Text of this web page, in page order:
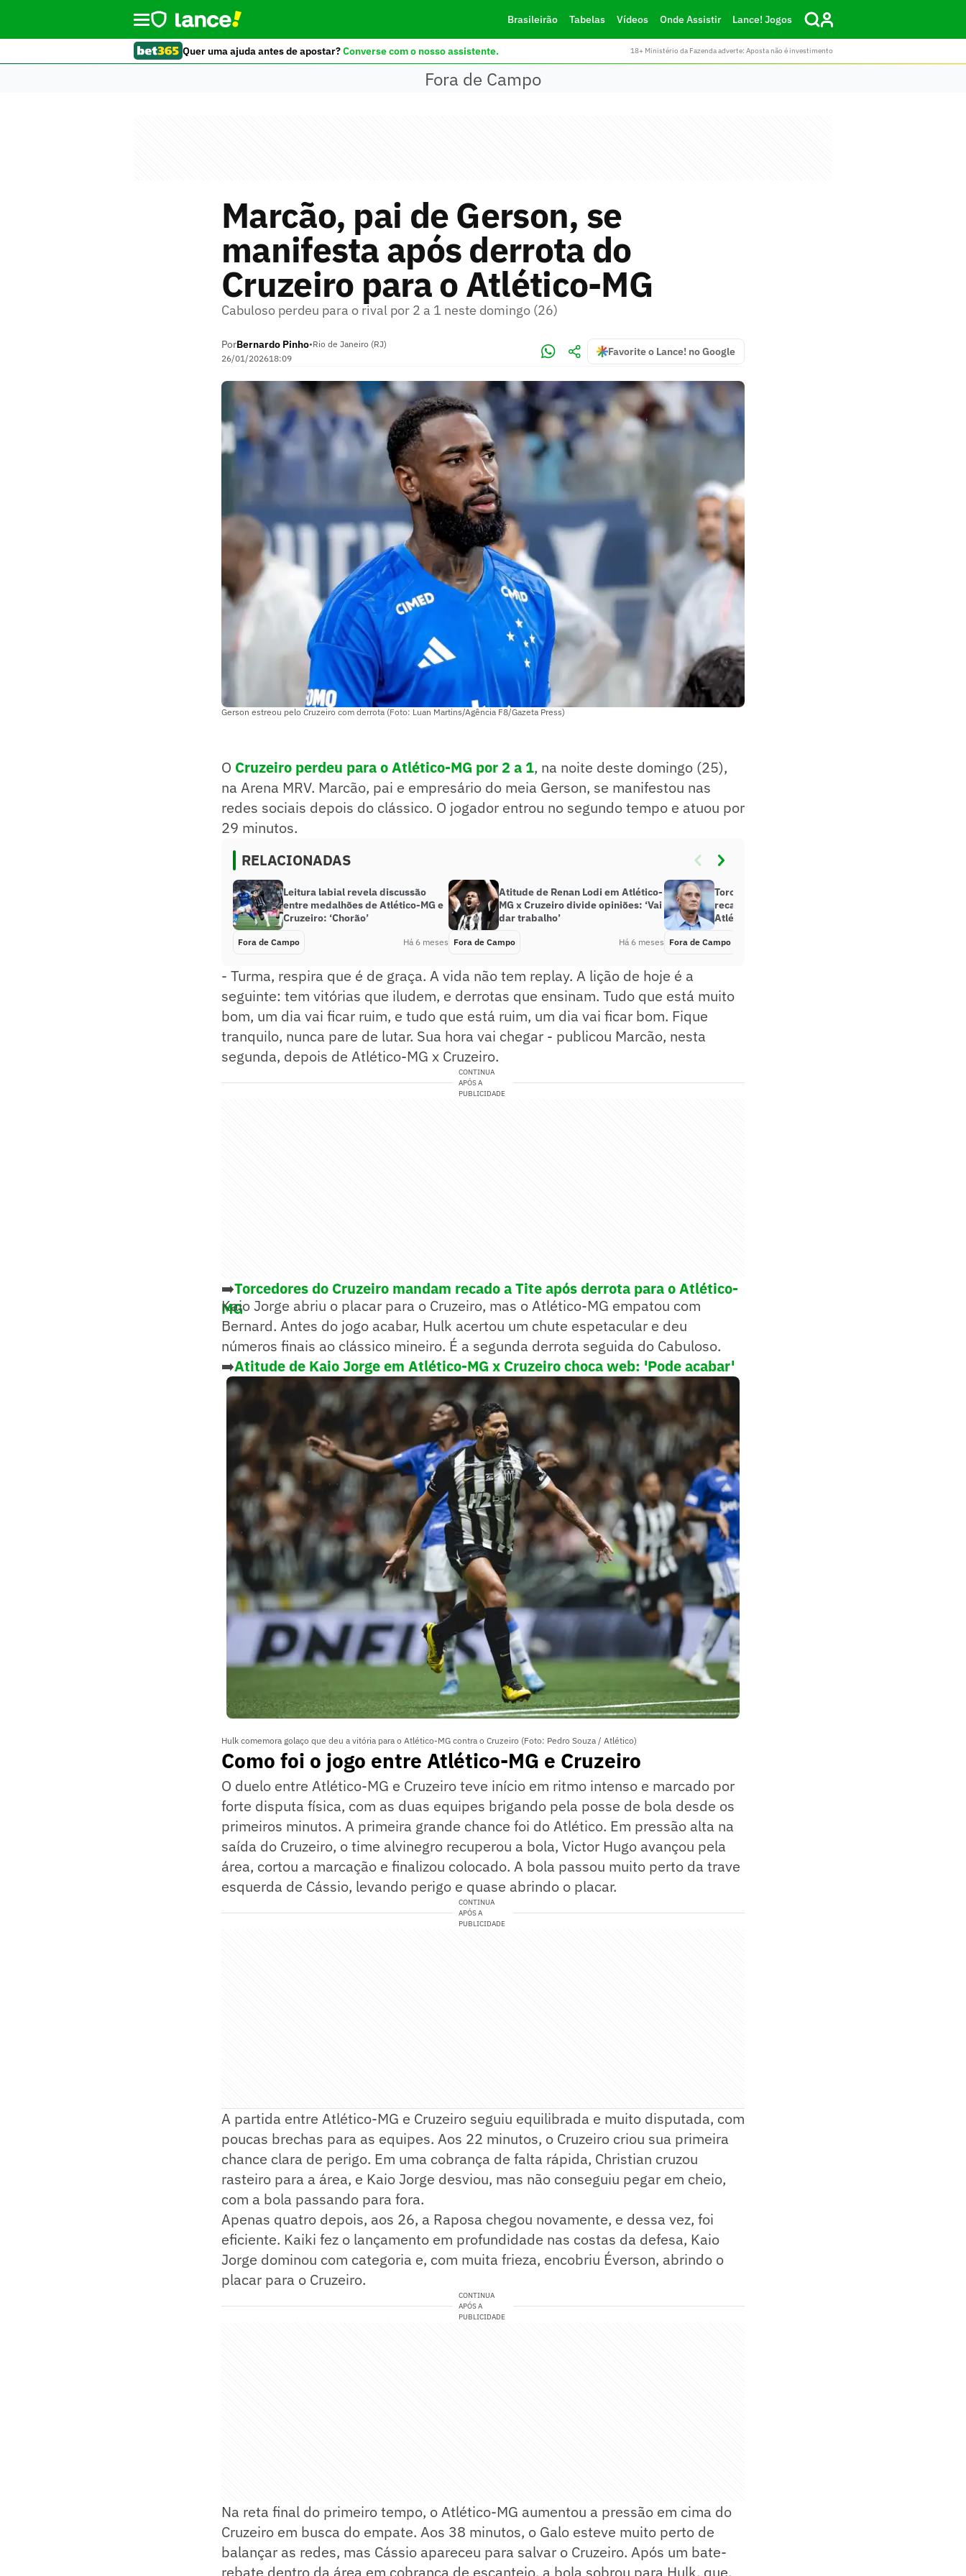
Brasileirão Tabelas Vídeos Onde Assistir Lance! Jogos
Quer uma ajuda antes de apostar?Converse com o nosso assistente. 18+ Ministério da Fazenda adverte: Aposta não é investimento
Fora de Campo
Marcão, pai de Gerson, se
manifesta após derrota do
Cruzeiro para o Atlético-MG
Cabuloso perdeu para o rival por 2 a 1 neste domingo (26)
PorBernardo Pinho•Rio de Janeiro (RJ)
26/01/202618:09
Favorite o Lance! no Google
Gerson estreou pelo Cruzeiro com derrota (Foto: Luan Martins/Agência F8/Gazeta Press)
O Cruzeiro perdeu para o Atlético-MG por 2 a 1, na noite deste domingo (25),
na Arena MRV. Marcão, pai e empresário do meia Gerson, se manifestou nas
redes sociais depois do clássico. O jogador entrou no segundo tempo e atuou por
29 minutos.
RELACIONADAS
Leitura labial revela discussão
entre medalhões de Atlético-MG e
Cruzeiro: ‘Chorão’
Fora de Campo Há 6 meses
Atitude de Renan Lodi em Atlético-
MG x Cruzeiro divide opiniões: ‘Vai
dar trabalho’
Fora de Campo Há 6 meses
Torcedores do Cruzeiro mandam
recado a Tite após derrota para o
Atlético-MG
Fora de Campo
- Turma, respira que é de graça. A vida não tem replay. A lição de hoje é a
seguinte: tem vitórias que iludem, e derrotas que ensinam. Tudo que está muito
bom, um dia vai ficar ruim, e tudo que está ruim, um dia vai ficar bom. Fique
tranquilo, nunca pare de lutar. Sua hora vai chegar - publicou Marcão, nesta
segunda, depois de Atlético-MG x Cruzeiro.
CONTINUA
APÓS A
PUBLICIDADE
➡️Torcedores do Cruzeiro mandam recado a Tite após derrota para o Atlético-
MG
Kaio Jorge abriu o placar para o Cruzeiro, mas o Atlético-MG empatou com
Bernard. Antes do jogo acabar, Hulk acertou um chute espetacular e deu
números finais ao clássico mineiro. É a segunda derrota seguida do Cabuloso.
➡️Atitude de Kaio Jorge em Atlético-MG x Cruzeiro choca web: 'Pode acabar'
Hulk comemora golaço que deu a vitória para o Atlético-MG contra o Cruzeiro (Foto: Pedro Souza / Atlético)
Como foi o jogo entre Atlético-MG e Cruzeiro
O duelo entre Atlético-MG e Cruzeiro teve início em ritmo intenso e marcado por
forte disputa física, com as duas equipes brigando pela posse de bola desde os
primeiros minutos. A primeira grande chance foi do Atlético. Em pressão alta na
saída do Cruzeiro, o time alvinegro recuperou a bola, Victor Hugo avançou pela
área, cortou a marcação e finalizou colocado. A bola passou muito perto da trave
esquerda de Cássio, levando perigo e quase abrindo o placar.
CONTINUA
APÓS A
PUBLICIDADE
A partida entre Atlético-MG e Cruzeiro seguiu equilibrada e muito disputada, com
poucas brechas para as equipes. Aos 22 minutos, o Cruzeiro criou sua primeira
chance clara de perigo. Em uma cobrança de falta rápida, Christian cruzou
rasteiro para a área, e Kaio Jorge desviou, mas não conseguiu pegar em cheio,
com a bola passando para fora.
Apenas quatro depois, aos 26, a Raposa chegou novamente, e dessa vez, foi
eficiente. Kaiki fez o lançamento em profundidade nas costas da defesa, Kaio
Jorge dominou com categoria e, com muita frieza, encobriu Éverson, abrindo o
placar para o Cruzeiro.
CONTINUA
APÓS A
PUBLICIDADE
Na reta final do primeiro tempo, o Atlético-MG aumentou a pressão em cima do
Cruzeiro em busca do empate. Aos 38 minutos, o Galo esteve muito perto de
balançar as redes, mas Cássio apareceu para salvar o Cruzeiro. Após um bate-